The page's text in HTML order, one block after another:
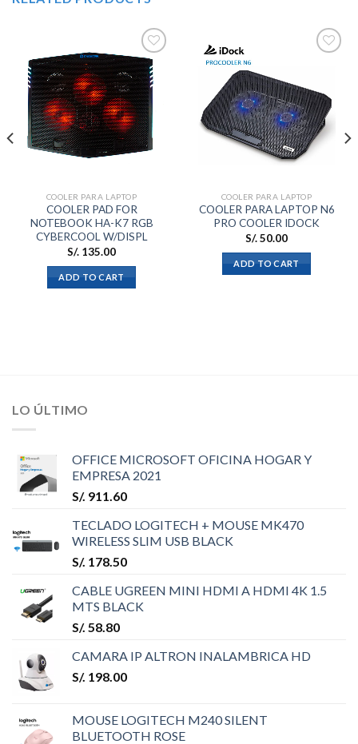
Añadir
a la
lista de
deseos
COOLER PARA LAPTOP
COOLER PAD FOR
NOTEBOOK HA-K7 RGB
CYBERCOOL W/DISPL
S/. 135.00
ADD TO CART
Añadir
a la
lista de
deseos
COOLER PARA LAPTOP
COOLER PARA LAPTOP N6
PRO COOLER IDOCK
S/.50.00
ADD TO CART
LO ÚLTIMO
OFFICE MICROSOFT OFICINA HOGAR Y
EMPRESA 2021
S/. 911.60
TECLADO LOGITECH + MOUSE MK470
WIRELESS SLIM USB BLACK
S/. 178.50
CABLE UGREEN MINI HDMI A HDMI 4K 1.5
MTS BLACK
S/. 58.80
CAMARA IP ALTRON INALAMBRICA HD
S/. 198.00
MOUSE LOGITECH M240 SILENT
BLUETOOTH ROSE